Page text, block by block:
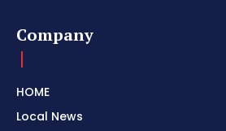
Company
HOME
Local News